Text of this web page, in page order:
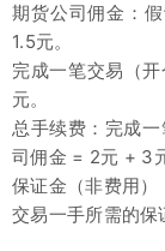
期货公司佣金：
1.5元。
完成一笔交易（
元。
总手续费：完成
司佣金 = 2元 + 3
保证金（非费用）
交易一手所需的